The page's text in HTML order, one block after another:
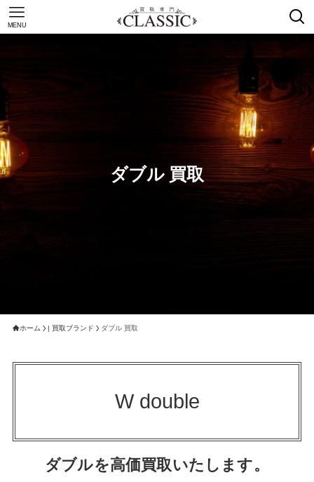
MENU
ダブル 買取
ホーム | 買取ブランド ダブル 買取
W double
ダブルを高価買取いたします。